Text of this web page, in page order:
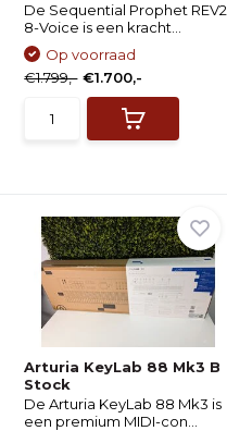
De Sequential Prophet REV2
8-Voice is een kracht...
Op voorraad
€1.799,- €1.700,-
Arturia KeyLab 88 Mk3 B
Stock
De Arturia KeyLab 88 Mk3 is
een premium MIDI-con...